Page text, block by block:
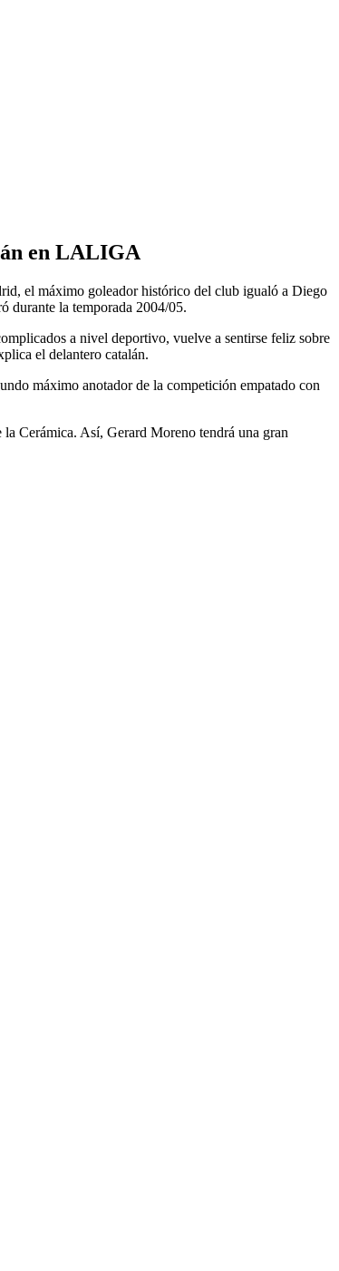
en LALIGA
el máximo goleador histórico del club igualó a Diego
durante la temporada 2004/05.
a nivel deportivo, vuelve a sentirse feliz sobre
el delantero catalán.
máximo anotador de la competición empatado con
Cerámica. Así, Gerard Moreno tendrá una gran